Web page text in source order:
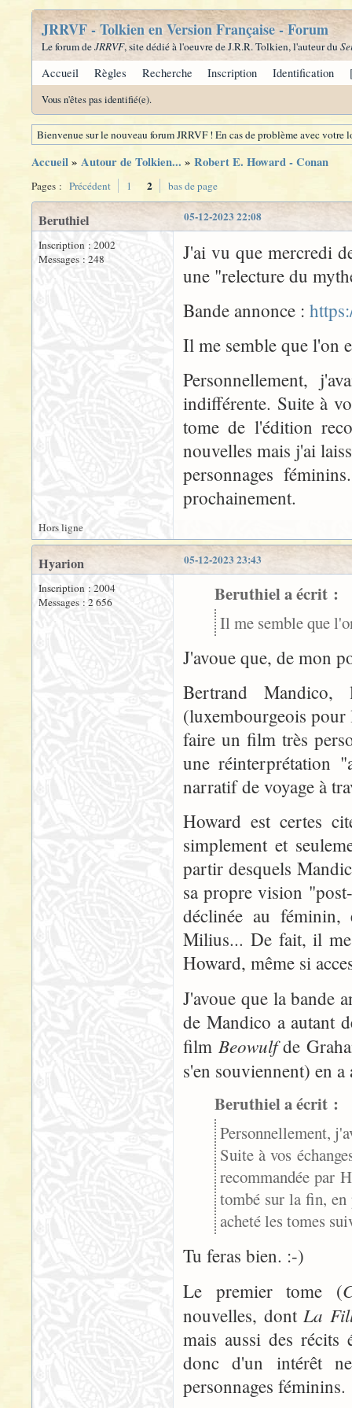
JRRVF - Tolkien en Version Française - Forum
Le forum deJRRVF, site dédié à l'oeuvre de J.R.R. Tolkien, l'auteur du
Accueil Règles Recherche Inscription Identification
Vous n'êtes pas identifié(e).
Bienvenue sur le nouveau forum JRRVF ! En cas de problème avec
Accueil» Autour de Tolkien... » Robert E. Howard - Conan
Pages : Précédent 1 2 bas de page
05-12-2023 22:08
Beruthiel
Inscription : 2002
Messages : 248
J'ai vu que mercredi
une "relecture du
Bande annonce :
Il me semble que l'on
Personnellement,
indifférente. Suite à
tome de l'édition
nouvelles mais j'ai
personnages
prochainement.
Hors ligne
05-12-2023 23:43
Hyarion
Inscription : 2004
Messages : 2 656
Beruthiel a écrit :
Il me semble que
J'avoue que, de mon
Bertrand
(luxembourgeois
faire un film très
une réinterprétation
narratif de voyage à
Howard est certes
simplement et
partir desquels
sa propre vision
déclinée au
Milius... De fait, il
Howard, même si
J'avoue que la bande
de Mandico a autant
film Beowulfde
s'en souviennent) en a
Beruthiel a écrit :
Personnellement,
Suite à vos
recommandée par
tombé sur la fin, en
acheté les tomes
Tu feras bien. :-)
Le premier tome (
nouvelles, dontLa
mais aussi des récits
donc d'un intérêt
personnages féminins.